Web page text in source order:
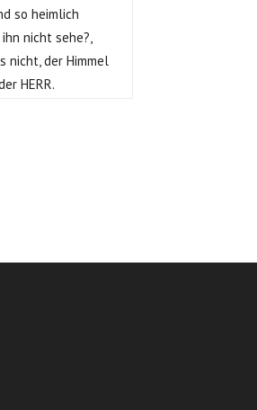
so heimlich
nicht sehe?,
nicht, der Himmel
HERR.